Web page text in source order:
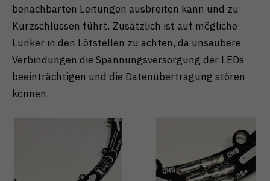
benachbarten Leitungen ausbreiten kann und zu
Kurzschlüssen führt. Zusätzlich ist auf mögliche
Lunker in den Lötstellen zu achten, da unsaubere
Verbindungen die Spannungsversorgung der LEDs
beeinträchtigen und die Datenübertragung stören
können.